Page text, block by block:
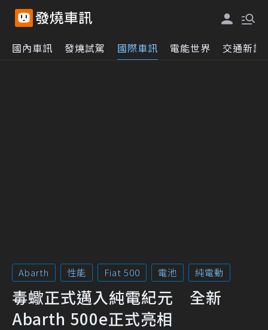
國內車訊 發燒試駕 國際車訊 電能世界 交通新訊
Abarth 性能 Fiat 500 電池 純電動
毒蠍正式邁入純電紀元 全新
Abarth 500e正式亮相